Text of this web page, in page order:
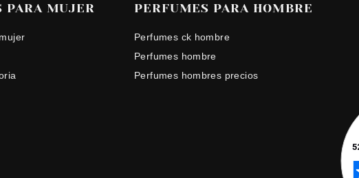
PARA MUJER PERFUMES PARA HOMBRE
Perfumes ck hombre
Perfumes hombre
Perfumes hombres precios